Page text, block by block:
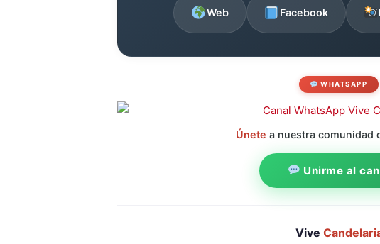
Web Facebook
WHATSAPP
Únete a nuestra comunidad
Unirme al
Vive